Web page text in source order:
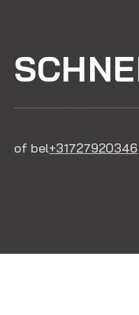
of bel+31727920346